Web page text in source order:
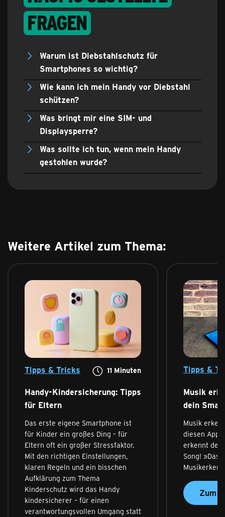
Fragen
Warum ist Diebstahlschutz für
Smartphones so wichtig?
Wie kann ich mein Handy vor Diebstahl
schützen?
Was bringt mir eine SIM- und
Displaysperre?
Was sollte ich tun, wenn mein Handy
gestohlen wurde?
Weitere Artikel zum Thema:
Tipps & Tricks 11 Minuten
Handy-Kindersicherung: Tipps
für Eltern
Das erste eigene Smartphone ist
für Kinder ein großes Ding – für
Eltern oft ein großer Stressfaktor.
Mit den richtigen Einstellungen,
klaren Regeln und ein bisschen
Aufklärung zum Thema
Kinderschutz wird das Handy
kindersicherer – für einen
verantwortungsvollen Umgang statt
Tipps &
Musik
dein
Musik
diesen
erkennt
Song! »Das
Zum